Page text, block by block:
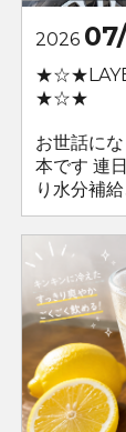
2026
★☆★
お世話に
本です 連
り水分補給